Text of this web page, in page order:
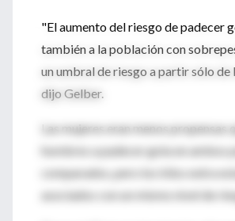
"El aumento del riesgo de padecer
también a la población con
un umbral de riesgo a partir sólo de
dijo Gelber.
Las mujeres eran menos propensas
hombres a padecer gota en ambos
comparados, pero los kilos extra
asociados con un mismo nivel de